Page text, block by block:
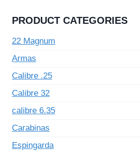
PRODUCT CATEGORIES
22 Magnum
Armas
Calibre .25
Calibre 32
calibre 6.35
Carabinas
Espingarda